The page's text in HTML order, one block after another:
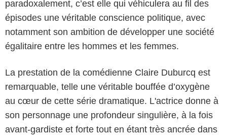
paradoxalement, c’est elle qui véhiculera au fil des
épisodes une véritable conscience politique, avec
notamment son ambition de développer une société
égalitaire entre les hommes et les femmes.
La prestation de la comédienne Claire Duburcq est
remarquable, telle une véritable bouffée d’oxygène
au cœur de cette série dramatique. L'actrice donne à
son personnage une profondeur singulière, à la fois
avant-gardiste et forte tout en étant très ancrée dans